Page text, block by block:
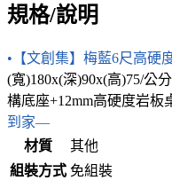
規格/說明
•【文創集】梅藍6尺高硬
(寬)180x(深)90x(高)75/公
構底座+12mm高硬度岩板
到家—
材質
其他
組裝方式 免組裝